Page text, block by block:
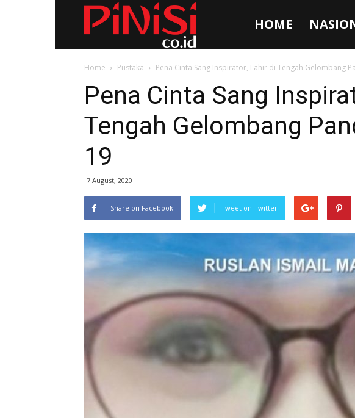
HOME
Home Pustaka Pena Cinta Sang Inspirator, Lahir di Tengah Gelombang
Pena Cinta Sang
Tengah Gelombang
19
7 August, 2020
Share on Facebook Tweet on Twitter